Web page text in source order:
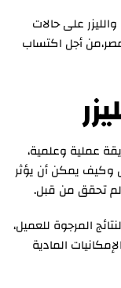
على حالات
أجل اكتساب
عملية وعلمية،
وكيف يمكن أن يؤثر
لم تحقق من قبل.
المرجوة للعميل،
المادية